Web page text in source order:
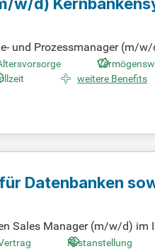
und Prozessmanager (m/
und steuerst die
Partnern und optimierst
effiziente, regulatorisch
weitere Benefits
Datenbanken
Sales Manager (m/w/d) im
der Lebensmittelindustrie
Festanstellung